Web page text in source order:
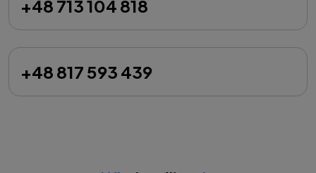
+48 713 104 818
+48 817 593 439